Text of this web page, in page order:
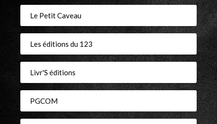
Le Petit Caveau
Les éditions du 123
Livr'S éditions
PGCOM